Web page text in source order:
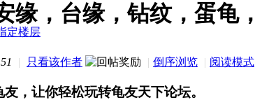
缘，台缘，钻纹，蛋龟，
| 只看该作者 | 倒序浏览 | 阅读模式
，让你轻松玩转龟友天下论坛。